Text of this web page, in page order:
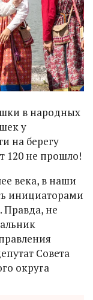
в народных
у
на берегу
120 не прошло!
века, в наши
инициаторами
не
Совета
округа